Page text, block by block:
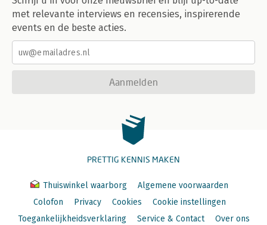
met relevante interviews en recensies, inspirerende
events en de beste acties.
Aanmelden
PRETTIG KENNIS MAKEN
Thuiswinkel waarborg
Algemene voorwaarden
Colofon
Privacy Cookies
Cookie instellingen
Toegankelijkheidsverklaring
Service & Contact Over ons